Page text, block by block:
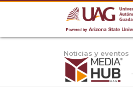
Noticias y eventos